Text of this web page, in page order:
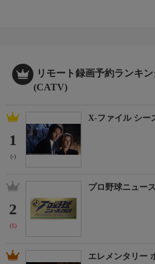
リモート録画予約ランキ
(CATV)
1
(-)
X-ファイル シー
2
(1)
プロ野球ニュース
エレメンタリー